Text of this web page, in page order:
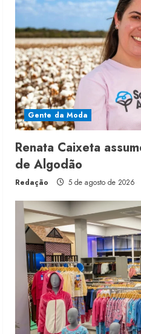
Gente da Moda
Renata Caixeta
de Algodão
Redação 5 de agosto de 2026